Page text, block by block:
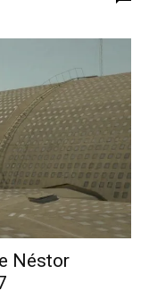
Néstor